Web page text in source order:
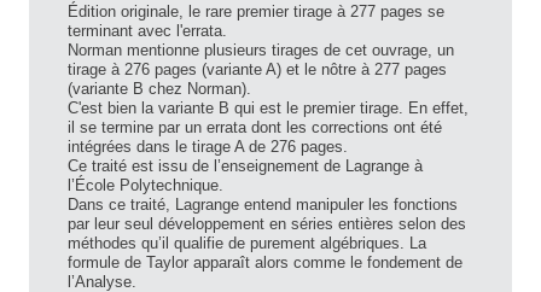
Édition originale, le rare premier tirage à 277 pages se
terminant avec l'errata.
Norman mentionne plusieurs tirages de cet ouvrage, un
tirage à 276 pages (variante A) et le nôtre à 277 pages
(variante B chez Norman).
C'est bien la variante B qui est le premier tirage. En effet,
il se termine par un errata dont les corrections ont été
intégrées dans le tirage A de 276 pages.
Ce traité est issu de l’enseignement de Lagrange à
l’École Polytechnique.
Dans ce traité, Lagrange entend manipuler les fonctions
par leur seul développement en séries entières selon des
méthodes qu’il qualifie de purement algébriques. La
formule de Taylor apparaît alors comme le fondement de
l’Analyse.